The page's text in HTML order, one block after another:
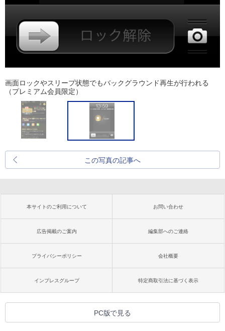
画面ロックやスリープ状態でもバックグラウンド再生が行われる
（プレミアム会員限定）
この写真の記事へ
本サイトのご利用について お問い合わせ
広告掲載のご案内 編集部へのご連絡
プライバシーポリシー 会社概要
インプレスグループ 特定商取引法に基づく表示
PC版で見る